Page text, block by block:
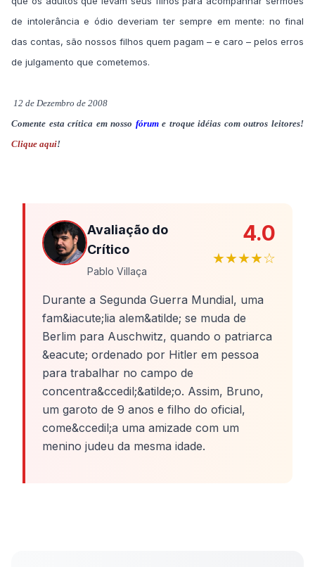
de intolerância e ódio deveriam ter sempre em mente: no final
das contas, são nossos filhos quem pagam – e caro – pelos erros
de julgamento que cometemos.
12 de Dezembro de 2008
Comente esta crítica em nosso fórume troque idéias com outros leitores!
Clique aqui!
Avaliação do
Crítico
Pablo Villaça
4.0
★★★★☆
Durante a Segunda Guerra Mundial, uma
fam&iacute;lia alem&atilde; se muda de
Berlim para Auschwitz, quando o patriarca
&eacute; ordenado por Hitler em pessoa
para trabalhar no campo de
concentra&ccedil;&atilde;o. Assim, Bruno,
um garoto de 9 anos e filho do oficial,
come&ccedil;a uma amizade com um
menino judeu da mesma idade.